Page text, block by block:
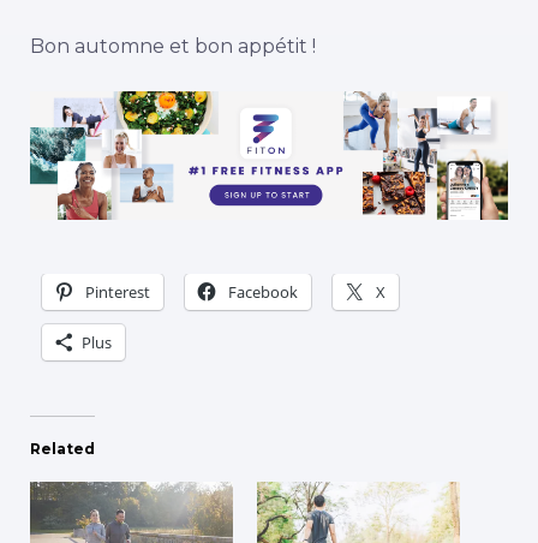
Bon automne et bon appétit !
Pinterest Facebook X
Plus
Related